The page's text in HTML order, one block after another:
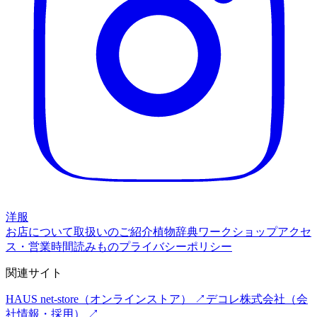
洋服
お店について取扱いのご紹介植物辞典ワークショップアクセ
ス・営業時間読みものプライバシーポリシー
関連サイト
HAUS net-store （オンラインストア） ↗ デコレ株式会社 （会
社情報・採用） ↗